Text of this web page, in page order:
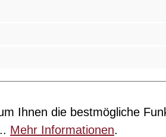
regelmäßig erscheinenden
Ihnen die bestmögliche
Mehr Informationen.